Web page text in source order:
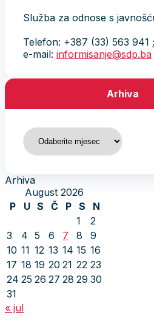
Služba za odnose s
Telefon: +387 (33) 563 941
e-mail: informisanje@sdp.ba
Arhiva
Arhiva
Arhiva
August 2026
P
U S Č P S
N
1
2
3
4 5 6 7 8
9
10 11 12 13 14 15 16
17 18 19 20 21 22 23
24 25 26 27 28 29 30
31
« jul